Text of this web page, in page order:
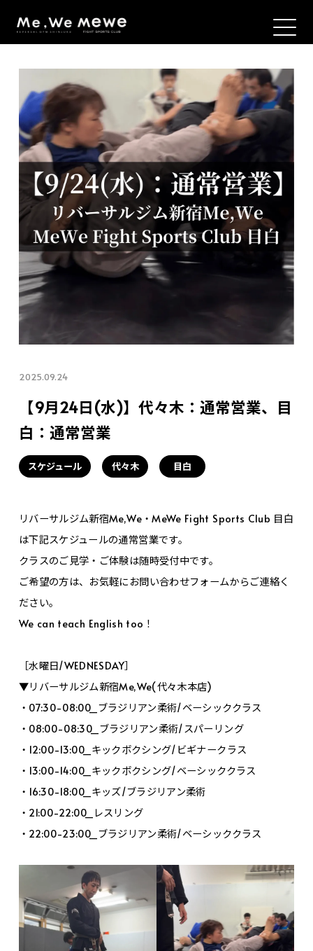
2025.09.24
【9月24日(水)】代々木：通常営業、目
白：通常営業
スケジュール 代々木 目白
リバーサルジム新宿Me,We・MeWe Fight Sports Club 目白
は下記スケジュールの通常営業です。
クラスのご見学・ご体験は随時受付中です。
ご希望の方は、お気軽にお問い合わせフォームからご連絡く
ださい。
We can teach English too！
［水曜日/WEDNESDAY］
▼リバーサルジム新宿Me,We(代々木本店)
・07:30-08:00_ブラジリアン柔術/ベーシッククラス
・08:00-08:30_ブラジリアン柔術/スパーリング
・12:00-13:00_キックボクシング/ビギナークラス
・13:00-14:00_キックボクシング/ベーシッククラス
・16:30-18:00_キッズ/ブラジリアン柔術
・21:00-22:00_レスリング
・22:00-23:00_ブラジリアン柔術/ベーシッククラス